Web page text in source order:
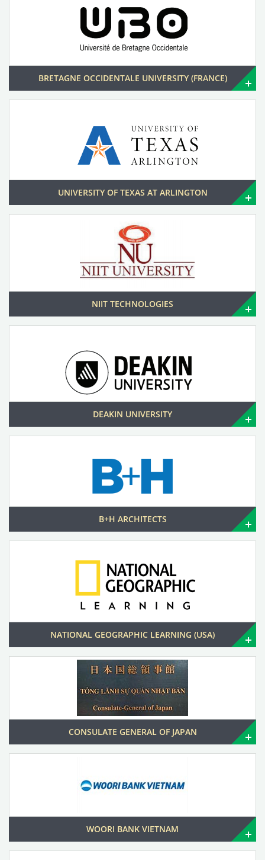
BRETAGNE OCCIDENTALE UNIVERSITY (FRANCE)
UNIVERSITY OF TEXAS AT ARLINGTON
NIIT TECHNOLOGIES
DEAKIN UNIVERSITY
B+H ARCHITECTS
NATIONAL GEOGRAPHIC LEARNING (USA)
CONSULATE GENERAL OF JAPAN
WOORI BANK VIETNAM